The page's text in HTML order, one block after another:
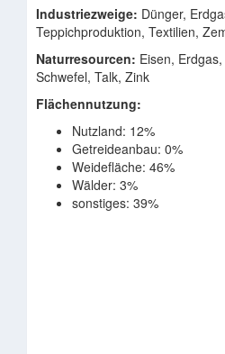
Industriezweige: Dünger,
Teppichproduktion, Textilien,
Naturresourcen: Eisen,
Schwefel, Talk, Zink
Flächennutzung:
Nutzland: 12%
Getreideanbau: 0%
Weidefläche: 46%
Wälder: 3%
sonstiges: 39%